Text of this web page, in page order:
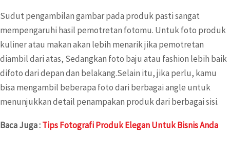
Sudut pengambilan gambar pada produk pasti sangat
mempengaruhi hasil pemotretan fotomu. Untuk foto produk
kuliner atau makan akan lebih menarik jika pemotretan
diambil dari atas, Sedangkan foto baju atau fashion lebih baik
difoto dari depan dan belakang.Selain itu, jika perlu, kamu
bisa mengambil beberapa foto dari berbagai angle untuk
menunjukkan detail penampakan produk dari berbagai sisi.
Baca Juga :Tips Fotografi Produk Elegan Untuk Bisnis Anda